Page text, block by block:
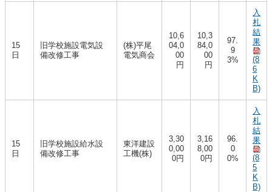
15
日
旧学校施設電気設
備改修工事
(株)平尾
電気商会
10,6
04,0
00
円
10,3
84,0
00
円
97.
9
3%
入
札
結
果
(8
6
K
B)
15
日
旧学校施設給水設
備改修工事
東洋建設
工機(株)
3,30
0,00
0円
3,16
8,00
0円
96.
0
0%
入
札
結
果
(8
5
K
B)